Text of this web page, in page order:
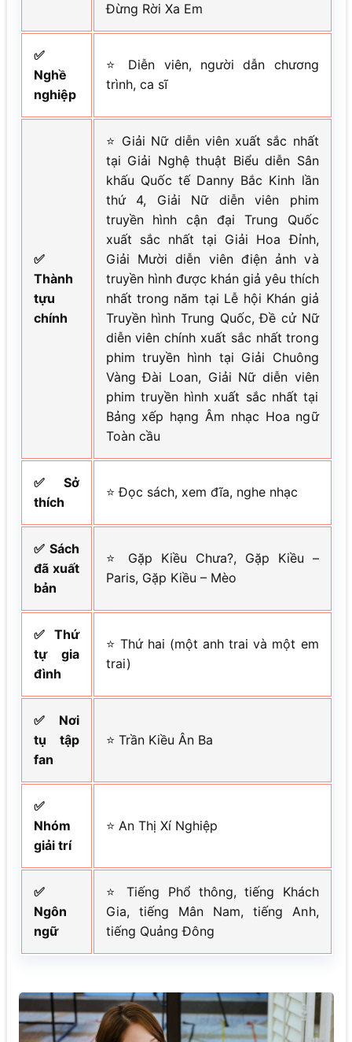
Đừng Rời Xa Em
✅
Nghề
nghiệp
⭐ Diễn viên, người dẫn chương
trình, ca sĩ
✅
Thành
tựu
chính
⭐ Giải Nữ diễn viên xuất sắc nhất
tại Giải Nghệ thuật Biểu diễn Sân
khấu Quốc tế Danny Bắc Kinh lần
thứ 4, Giải Nữ diễn viên phim
truyền hình cận đại Trung Quốc
xuất sắc nhất tại Giải Hoa Đỉnh,
Giải Mười diễn viên điện ảnh và
truyền hình được khán giả yêu thích
nhất trong năm tại Lễ hội Khán giả
Truyền hình Trung Quốc, Đề cử Nữ
diễn viên chính xuất sắc nhất trong
phim truyền hình tại Giải Chuông
Vàng Đài Loan, Giải Nữ diễn viên
phim truyền hình xuất sắc nhất tại
Bảng xếp hạng Âm nhạc Hoa ngữ
Toàn cầu
✅ Sở
thích
⭐ Đọc sách, xem đĩa, nghe nhạc
✅ Sách
đã xuất
bản
⭐ Gặp Kiều Chưa?, Gặp Kiều –
Paris, Gặp Kiều – Mèo
✅ Thứ
tự gia
đình
⭐ Thứ hai (một anh trai và một em
trai)
✅ Nơi
tụ tập
fan
⭐ Trần Kiều Ân Ba
✅
Nhóm
giải trí
⭐ An Thị Xí Nghiệp
✅
Ngôn
ngữ
⭐ Tiếng Phổ thông, tiếng Khách
Gia, tiếng Mân Nam, tiếng Anh,
tiếng Quảng Đông